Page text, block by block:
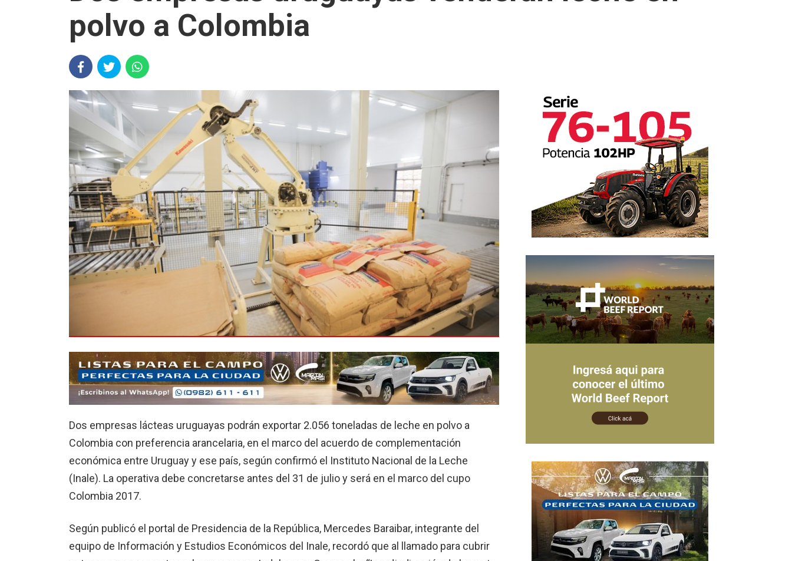
polvo a Colombia
Dos empresas lácteas uruguayas podrán exportar 2.056 toneladas de leche en polvo a
Colombia con preferencia arancelaria, en el marco del acuerdo de complementación
económica entre Uruguay y ese país, según confirmó el Instituto Nacional de la Leche
(Inale). La operativa debe concretarse antes del 31 de julio y será en el marco del cupo
Colombia 2017.
Según publicó el portal de Presidencia de la República, Mercedes Baraibar, integrante del
equipo de Información y Estudios Económicos del Inale, recordó que al llamado para cubrir